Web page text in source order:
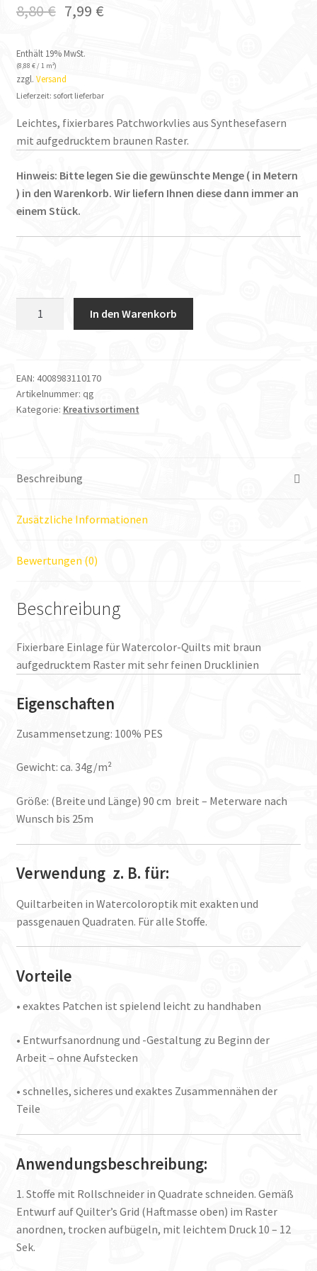
8,80€ 7,99 €
Enthält 19% MwSt.
(8,88 €/ 1 m²)
zzgl. Versand
Lieferzeit: sofort lieferbar
Leichtes, fixierbares Patchworkvlies aus Synthesefasern
mit aufgedrucktem braunen Raster.
Hinweis: Bitte legen Sie die gewünschte Menge ( in Metern
) in den Warenkorb. Wir liefern Ihnen diese dann immer an
einem Stück.
breit
Menge
In den Warenkorb
EAN: 4008983110170
Artikelnummer: qg
Kategorie: Kreativsortiment
Beschreibung
Zusätzliche Informationen
Bewertungen (0)
Beschreibung
Fixierbare Einlage für Watercolor-Quilts mit braun
aufgedrucktem Raster mit sehr feinen Drucklinien
Eigenschaften
Zusammensetzung: 100% PES
Gewicht: ca. 34g/m²
Größe: (Breite und Länge) 90 cm breit – Meterware nach
Wunsch bis 25m
Verwendung z. B. für:
Quiltarbeiten in Watercoloroptik mit exakten und
passgenauen Quadraten. Für alle Stoffe.
Vorteile
• exaktes Patchen ist spielend leicht zu handhaben
• Entwurfsanordnung und -Gestaltung zu Beginn der
Arbeit – ohne Aufstecken
• schnelles, sicheres und exaktes Zusammennähen der
Teile
Anwendungsbeschreibung:
1. Stoffe mit Rollschneider in Quadrate schneiden. Gemäß
Entwurf auf Quilter’s Grid (Haftmasse oben) im Raster
anordnen, trocken aufbügeln, mit leichtem Druck 10 – 12
Sek.